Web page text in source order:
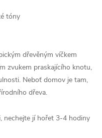
tóny
dřevěným víčkem
zvukem praskajícího knotu,
Neboť domov je tam,
dřeva.
nechejte jí hořet 3-4 hodiny